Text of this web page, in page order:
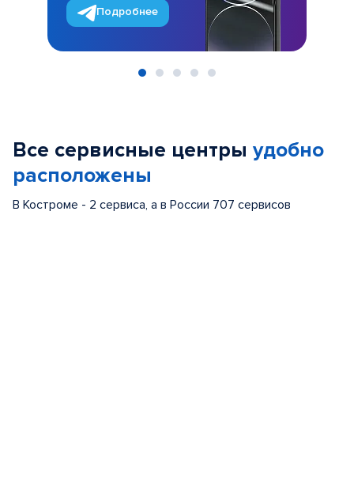
Подробнее
Все сервисные центры удобно
расположены
В Костроме - 2 сервиса, а в России 707 сервисов